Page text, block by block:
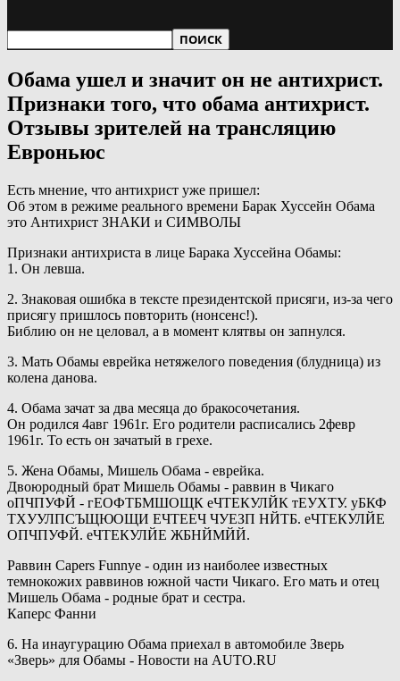
Обама ушел и значит он не антихрист.
Признаки того, что обама антихрист.
Отзывы зрителей на трансляцию
Евроньюс
Есть мнение, что антихрист уже пришел:
Об этом в режиме реального времени Барак Хуссейн Обама
это Антихрист ЗНАКИ и СИМВОЛЫ
Признаки антихриста в лице Барака Хуссейна Обамы:
1. Он левша.
2. Знаковая ошибка в тексте президентской присяги, из-за чего
присягу пришлось повторить (нонсенс!).
Библию он не целовал, а в момент клятвы он запнулся.
3. Мать Обамы еврейка нетяжелого поведения (блудница) из
колена данова.
4. Обама зачат за два месяца до бракосочетания.
Он родился 4авг 1961г. Его родители расписались 2февр
1961г. То есть он зачатый в грехе.
5. Жена Обамы, Мишель Обама - еврейка.
Двоюродный брат Мишель Обамы - раввин в Чикаго
оПЧПУФЙ - гЕОФТБМШОЩК еЧТЕКУЛЙК тЕУХТУ. уБКФ
ТХУУЛПСЪЩЮОЩИ ЕЧТЕЕЧ ЧУЕЗП НЙТБ. еЧТЕКУЛЙЕ
ОПЧПУФЙ. еЧТЕКУЛЙЕ ЖБНЙМЙЙ.
Раввин Capers Funnye - один из наиболее известных
темнокожих раввинов южной части Чикаго. Его мать и отец
Мишель Обама - родные брат и сестра.
Каперс Фанни
6. На инаугурацию Обама приехал в автомобиле Зверь
«Зверь» для Обамы - Новости на AUTO.RU